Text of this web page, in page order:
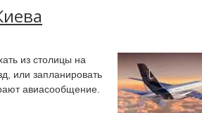
из столицы на
или запланировать
авиасообщение.